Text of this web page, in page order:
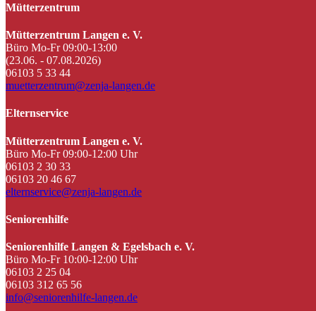
Mütterzentrum
Mütterzentrum Langen e. V.
Büro Mo-Fr 09:00-13:00
(23.06. - 07.08.2026)
06103 5 33 44
muetterzentrum@zenja-langen.de
Elternservice
Mütterzentrum Langen e. V.
Büro Mo-Fr 09:00-12:00 Uhr
06103 2 30 33
06103 20 46 67
elternservice@zenja-langen.de
Seniorenhilfe
Seniorenhilfe Langen & Egelsbach e. V.
Büro Mo-Fr 10:00-12:00 Uhr
06103 2 25 04
06103 312 65 56
info@seniorenhilfe-langen.de